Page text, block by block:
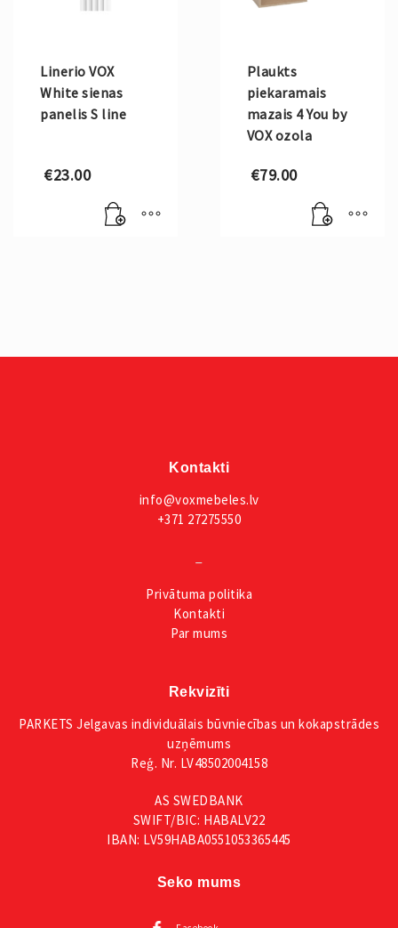
Linerio VOX
White sienas
panelis S line
€23.00
Plaukts
piekaramais
mazais 4 You by
VOX ozola
€79.00
Kontakti
info@voxmebeles.lv
+371 27275550
Privātuma politika
Kontakti
Par mums
Rekvizīti
PARKETS Jelgavas individuālais būvniecības un kokapstrādes
uzņēmums
Reģ. Nr. LV48502004158
AS SWEDBANK
SWIFT/BIC: HABALV22
IBAN: LV59HABA0551053365445
Seko mums